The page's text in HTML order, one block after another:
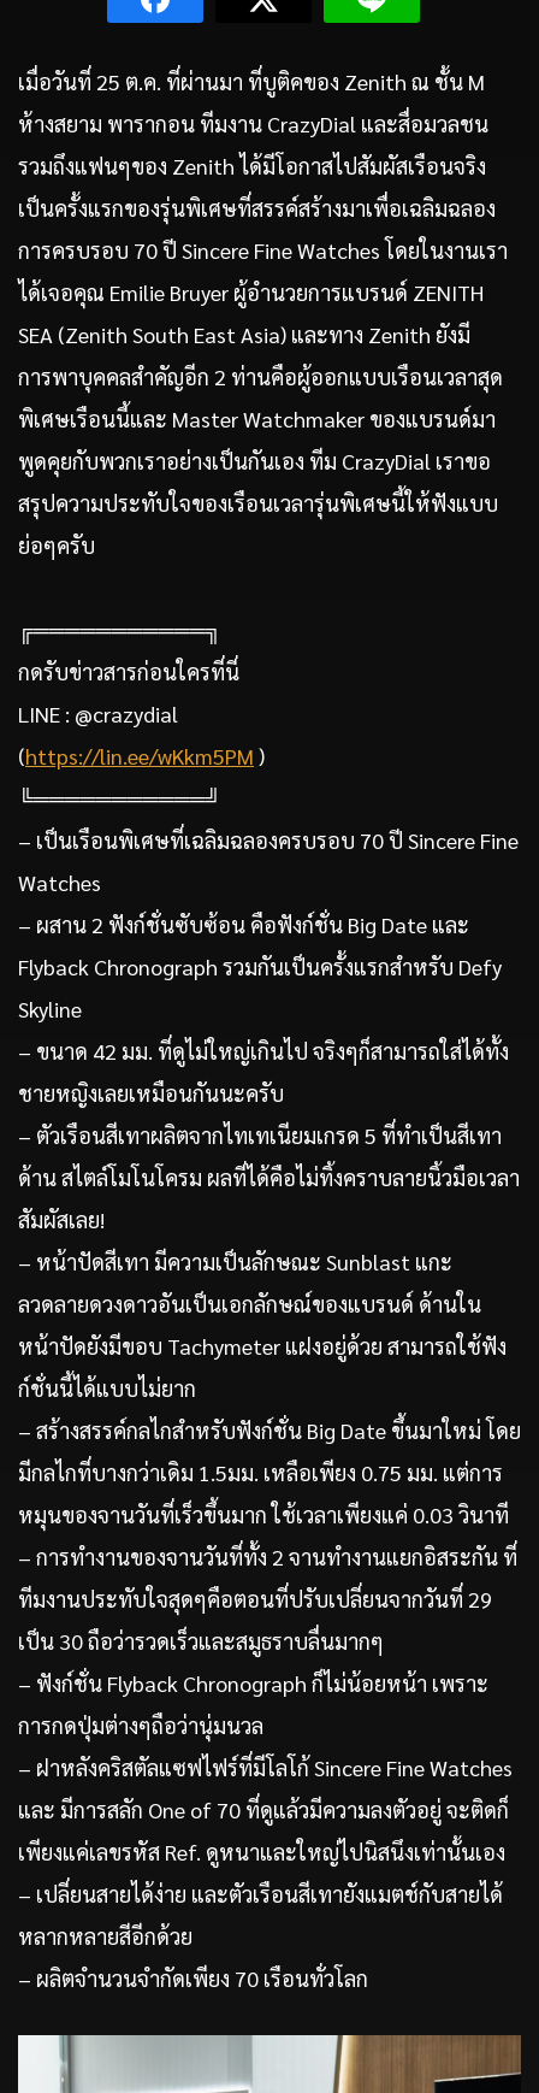
เมื่อวันที่ 25 ต.ค. ที่ผ่านมา ที่บูติคของ Zenith ณ ชั้น M
ห้างสยาม พารากอน ทีมงาน CrazyDial และสื่อมวลชน
รวมถึงแฟนๆของ Zenith ได้มีโอกาสไปสัมผัสเรือนจริง
เป็นครั้งแรกของรุ่นพิเศษที่สรรค์สร้างมาเพื่อเฉลิมฉลอง
การครบรอบ 70 ปี Sincere Fine Watches โดยในงานเรา
ได้เจอคุณ Emilie Bruyer ผู้อำนวยการแบรนด์ ZENITH
SEA (Zenith South East Asia) และทาง Zenith ยังมี
การพาบุคคลสำคัญอีก 2 ท่านคือผู้ออกแบบเรือนเวลาสุด
พิเศษเรือนนี้และ Master Watchmaker ของแบรนด์มา
พูดคุยกับพวกเราอย่างเป็นกันเอง ทีม CrazyDial เราขอ
สรุปความประทับใจของเรือนเวลารุ่นพิเศษนี้ให้ฟังแบบ
ย่อๆครับ
╔═══════════╗
กดรับข่าวสารก่อนใครที่นี่
LINE : @crazydial
(https://lin.ee/wKkm5PM )
╚═══════════╝
– เป็นเรือนพิเศษที่เฉลิมฉลองครบรอบ 70 ปี Sincere Fine
Watches
– ผสาน 2 ฟังก์ชั่นซับซ้อน คือฟังก์ชั่น Big Date และ
Flyback Chronograph รวมกันเป็นครั้งแรกสำหรับ Defy
Skyline
– ขนาด 42 มม. ที่ดูไม่ใหญ่เกินไป จริงๆก็สามารถใส่ได้ทั้ง
ชายหญิงเลยเหมือนกันนะครับ
– ตัวเรือนสีเทาผลิตจากไทเทเนียมเกรด 5 ที่ทำเป็นสีเทา
ด้าน สไตล์โมโนโครม ผลที่ได้คือไม่ทิ้งคราบลายนิ้วมือเวลา
สัมผัสเลย!
– หน้าปัดสีเทา มีความเป็นลักษณะ Sunblast แกะ
ลวดลายดวงดาวอันเป็นเอกลักษณ์ของแบรนด์ ด้านใน
หน้าปัดยังมีขอบ Tachymeter แฝงอยู่ด้วย สามารถใช้ฟัง
ก์ชั่นนี้ได้แบบไม่ยาก
– สร้างสรรค์กลไกสำหรับฟังก์ชั่น Big Date ขึ้นมาใหม่ โดย
มีกลไกที่บางกว่าเดิม 1.5มม. เหลือเพียง 0.75 มม. แต่การ
หมุนของจานวันที่เร็วขึ้นมาก ใช้เวลาเพียงแค่ 0.03 วินาที
– การทำงานของจานวันที่ทั้ง 2 จานทำงานแยกอิสระกัน ที่
ทีมงานประทับใจสุดๆคือตอนที่ปรับเปลี่ยนจากวันที่ 29
เป็น 30 ถือว่ารวดเร็วและสมูธราบลื่นมากๆ
– ฟังก์ชั่น Flyback Chronograph ก็ไม่น้อยหน้า เพราะ
การกดปุ่มต่างๆถือว่านุ่มนวล
– ฝาหลังคริสตัลแซฟไฟร์ที่มีโลโก้ Sincere Fine Watches
และ มีการสลัก One of 70 ที่ดูแล้วมีความลงตัวอยู่ จะติดก็
เพียงแค่เลขรหัส Ref. ดูหนาและใหญ่ไปนิสนึงเท่านั้นเอง
– เปลี่ยนสายได้ง่าย และตัวเรือนสีเทายังแมตช์กับสายได้
หลากหลายสีอีกด้วย
– ผลิตจำนวนจำกัดเพียง 70 เรือนทั่วโลก